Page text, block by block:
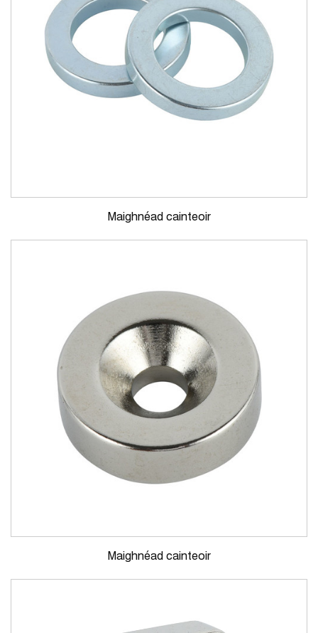
Maighnéad cainteoir
Maighnéad cainteoir